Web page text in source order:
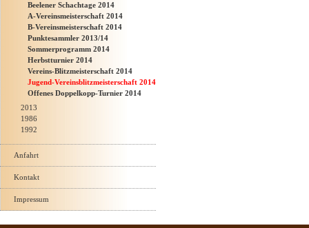
Beelener Schachtage 2014
A-Vereinsmeisterschaft 2014
B-Vereinsmeisterschaft 2014
Punktesammler 2013/14
Sommerprogramm 2014
Herbstturnier 2014
Vereins-Blitzmeisterschaft 2014
Jugend-Vereinsblitzmeisterschaft 2014
Offenes Doppelkopp-Turnier 2014
2013
1986
1992
Anfahrt
Kontakt
Impressum